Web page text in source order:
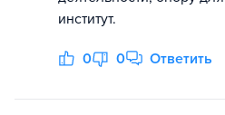
институт.
0 0 Ответить